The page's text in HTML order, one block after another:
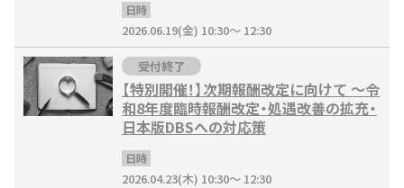
日時
2026.06.19(金) 10:30～ 12:30
受付終了
【特別開催！】次期報酬改定に向けて ～令
和8年度臨時報酬改定・処遇改善の拡充・
日本版DBSへの対応策
日時
2026.04.23(木) 10:30～ 12:30